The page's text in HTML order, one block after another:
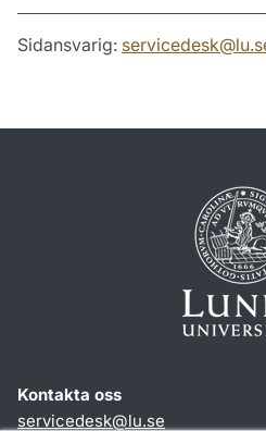
Sidansvarig: servicedesk@lu.
Kontakta oss
servicedesk@lu.se